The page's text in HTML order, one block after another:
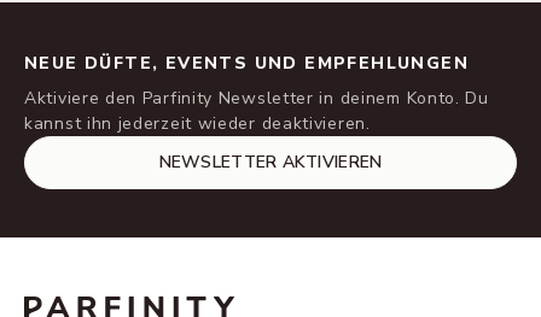
NEUE DÜFTE, EVENTS UND EMPFEHLUNGEN
Aktiviere den Parfinity Newsletter in deinem Konto. Du
kannst ihn jederzeit wieder deaktivieren.
NEWSLETTER AKTIVIEREN